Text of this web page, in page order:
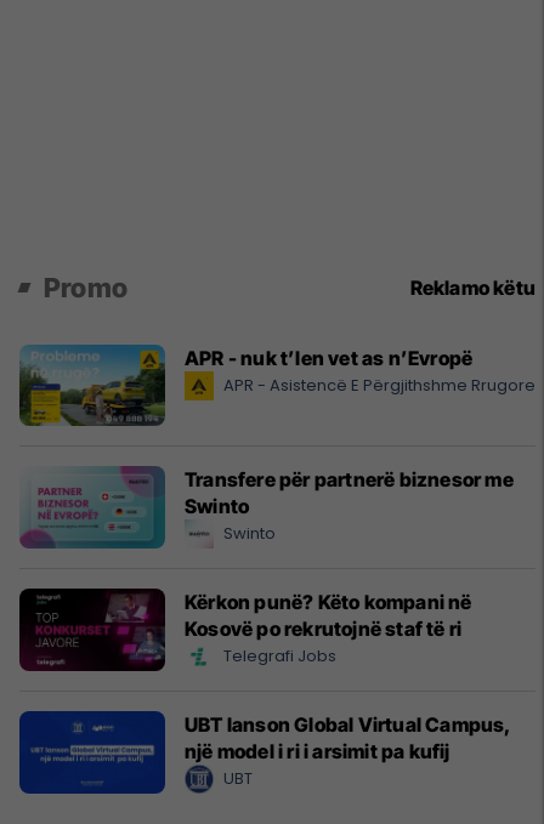
Promo Reklamo këtu
APR - nuk t’len vet as n’Evropë
APR - Asistencë E Përgjithshme Rrugore
Transfere për partnerë biznesor me
Swinto
Swinto
Kërkon punë? Këto kompani në
Kosovë po rekrutojnë staf të ri
Telegrafi Jobs
UBT lanson Global Virtual Campus,
një model i ri i arsimit pa kufij
UBT